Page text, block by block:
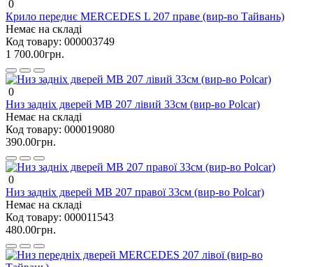
0
Крило переднє MERCEDES L 207 праве (вир-во Тайвань)
Немає на складі
Код товару: 000003749
1 700.00грн.
0
Низ задніх дверей MB 207 лівий 33см (вир-во Polcar)
Немає на складі
Код товару: 000019080
390.00грн.
0
Низ задніх дверей MB 207 правої 33см (вир-во Polcar)
Немає на складі
Код товару: 000011543
480.00грн.